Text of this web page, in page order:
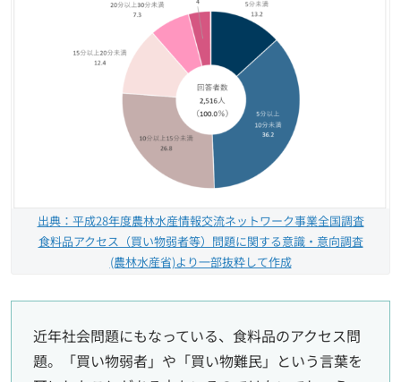
出典：平成28年度農林水産情報交流ネットワーク事業全国調査
食料品アクセス（買い物弱者等）問題に関する意識・意向調査
(農林水産省)より一部抜粋して作成
近年社会問題にもなっている、食料品のアクセス問
題。「買い物弱者」や「買い物難民」という言葉を